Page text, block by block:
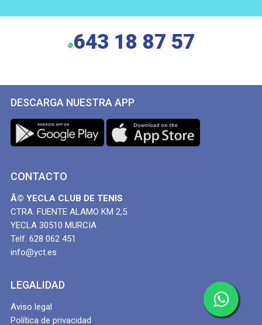
643 18 87 57
DESCARGA NUESTRA APP
CONTACTO
Â© YECLA CLUB DE TENIS
CTRA. FUENTE ALAMO KM 2,5.
YECLA 30510 MURCIA
Telf. 628 062 451
info@yct.es
LEGALIDAD
Aviso legal
Política de privacidad